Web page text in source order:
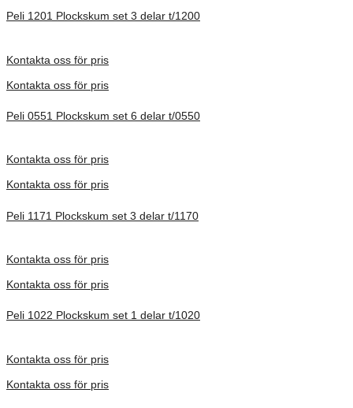
Peli 1201 Plockskum set 3 delar t/1200
Kontakta oss för pris
Kontakta oss för pris
Peli 0551 Plockskum set 6 delar t/0550
Kontakta oss för pris
Kontakta oss för pris
Peli 1171 Plockskum set 3 delar t/1170
Kontakta oss för pris
Kontakta oss för pris
Peli 1022 Plockskum set 1 delar t/1020
Kontakta oss för pris
Kontakta oss för pris